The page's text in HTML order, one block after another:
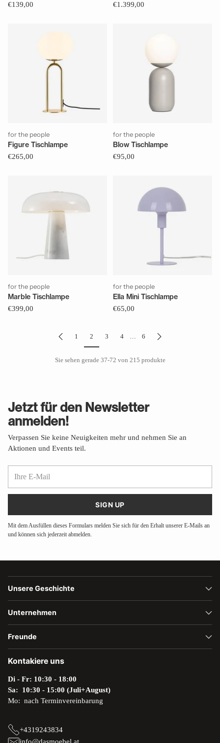
€139,00 €1.399,00
for the people
Figure Tischlampe
€265,00
for the people
Blow Tischlampe
€95,00
for the people
Marble Tischlampe
€399,00
for the people
Ella Mini Tischlampe
€65,00
1 2 3 4 … 6
Sie sehen gerade 37-72 von 215 produkte
Jetzt für den Newsletter
anmelden!
Verpassen Sie keine Neuigkeiten mehr und nehmen Sie an
Aktionen und Events teil.
SIGN UP
Mit dem Ausfüllen dieses Formulars melden Sie sich für den Erhalt unserer E-Mails an
und können sich jederzeit abmelden.
Unsere Geschichte
Unternehmen
Freunde
Kontakiere uns
Di - Fr: 10:30 - 18:00
Sa: 10:30 - 15:00 (Juli+August)
Mo: nach Terminvereinbarung
+4319243834